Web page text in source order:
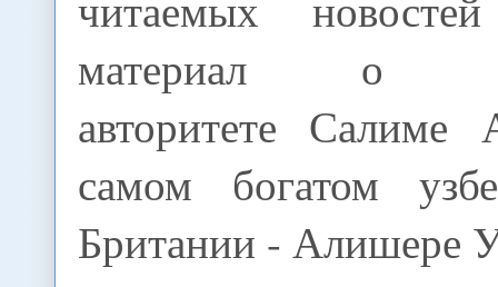
материал о
авторитете Салиме
самом богатом
Британии - Алишере